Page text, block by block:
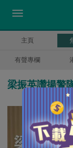
主頁
有聲專欄
梁振英讚揚警